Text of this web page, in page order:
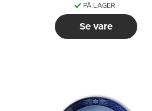
PÅ LAGER
Se vare